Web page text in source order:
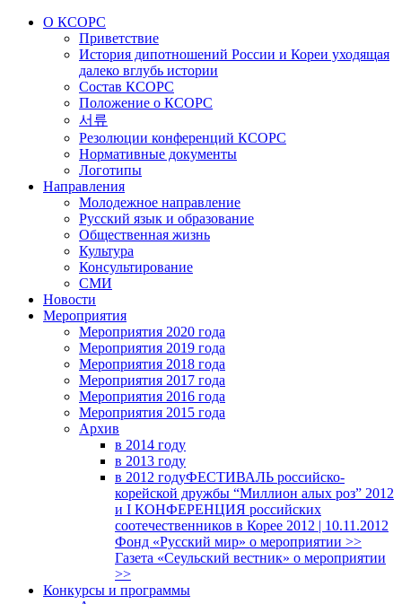
О КСОРС
Приветствие
История дипотношений России и Кореи уходящая
далеко вглубь истории
Состав КСОРС
Положение о КСОРС
서류
Резолюции конференций КСОРС
Нормативные документы
Логотипы
Направления
Молодежное направление
Русский язык и образование
Общественная жизнь
Культура
Консультирование
СМИ
Новости
Мероприятия
Мероприятия 2020 года
Мероприятия 2019 года
Мероприятия 2018 годa
Мероприятия 2017 года
Мероприятия 2016 года
Мероприятия 2015 года
Архив
в 2014 году
в 2013 году
в 2012 годуФЕСТИВАЛЬ российско-
корейской дружбы “Миллион алых роз” 2012
и I КОНФЕРЕНЦИЯ российских
соотечественников в Корее 2012 | 10.11.2012
Фонд «Русский мир» о мероприятии >>
Газета «Сеульский вестник» о мероприятии
>>
Конкурсы и программы